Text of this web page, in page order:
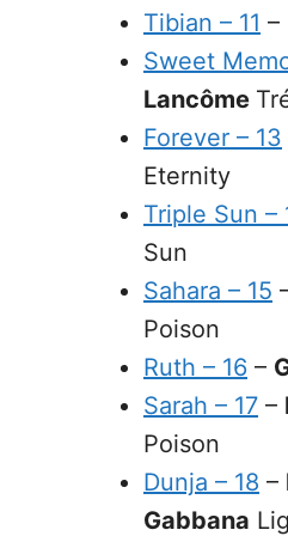
Tibian – 11 –
Sweet
Lancôme
Forever – 13
Eternity
Triple Sun –
Sun
Sahara – 15
Poison
Ruth – 16 –
Sarah – 17 –
Poison
Dunja – 18 –
Gabbana